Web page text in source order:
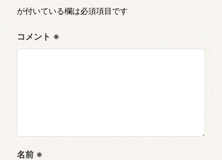
が付いている欄は必須項目です
コメント ※
名前 ※